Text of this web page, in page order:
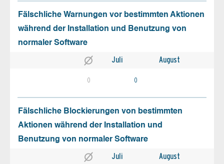
Fälschliche Warnungen vor bestimmten Aktionen
während der Installation und Benutzung von
normaler Software
Juli August
0 0
Fälschliche Blockierungen von bestimmten
Aktionen während der Installation und
Benutzung von normaler Software
Juli August